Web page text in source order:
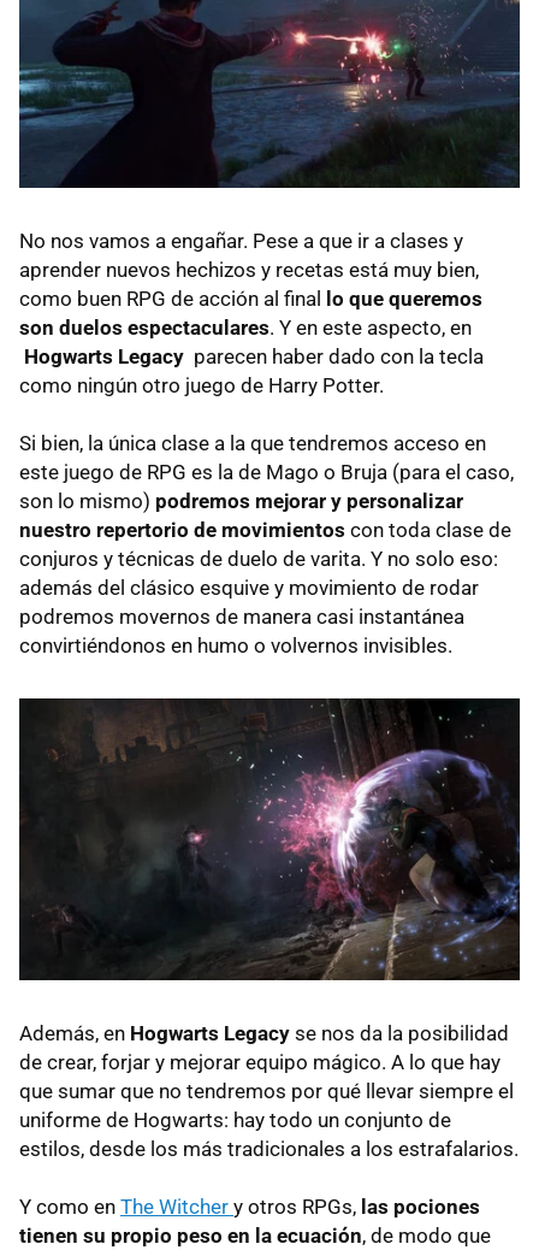
No nos vamos a engañar. Pese a que ir a clases y
aprender nuevos hechizos y recetas está muy bien,
como buen RPG de acción al final lo que queremos
son duelos espectaculares. Y en este aspecto, en
Hogwarts Legacy parecen haber dado con la tecla
como ningún otro juego de Harry Potter.
Si bien, la única clase a la que tendremos acceso en
este juego de RPG es la de Mago o Bruja (para el caso,
son lo mismo) podremos mejorar y personalizar
nuestro repertorio de movimientos con toda clase de
conjuros y técnicas de duelo de varita. Y no solo eso:
además del clásico esquive y movimiento de rodar
podremos movernos de manera casi instantánea
convirtiéndonos en humo o volvernos invisibles.
Además, en Hogwarts Legacy se nos da la posibilidad
de crear, forjar y mejorar equipo mágico. A lo que hay
que sumar que no tendremos por qué llevar siempre el
uniforme de Hogwarts: hay todo un conjunto de
estilos, desde los más tradicionales a los estrafalarios.
Y como en The Witcher y otros RPGs, las pociones
tienen su propio peso en la ecuación, de modo que